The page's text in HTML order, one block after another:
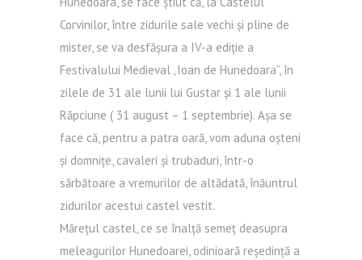
Corvinilor, între zidurile sale vechi și pline de
mister, se va desfășura a IV-a ediție a
Festivalului Medieval „Ioan de Hunedoara”, în
zilele de 31 ale lunii lui Gustar și 1 ale lunii
Răpciune ( 31 august – 1 septembrie). Așa se
face că, pentru a patra oară, vom aduna oșteni
și domnițe, cavaleri și trubaduri, într-o
sărbătoare a vremurilor de altădată, înăuntrul
zidurilor acestui castel vestit.
Mărețul castel, ce se înalță semeț deasupra
meleagurilor Hunedoarei, odinioară reședință a